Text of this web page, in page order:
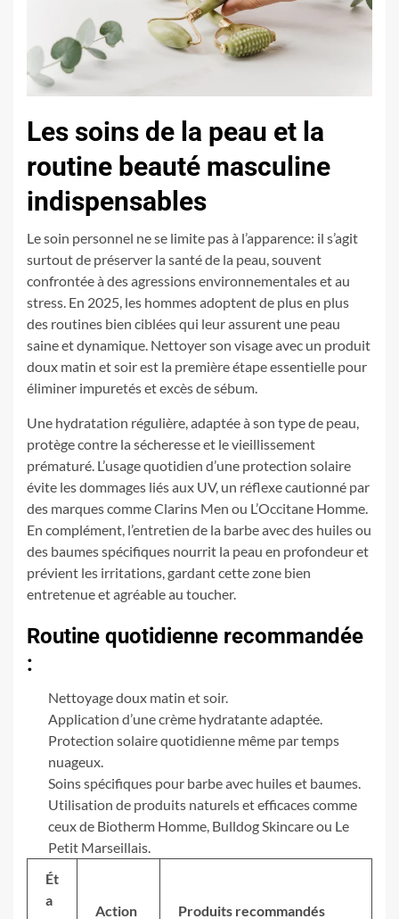
Les soins de la peau et la
routine beauté masculine
indispensables
Le soin personnel ne se limite pas à l’apparence: il s’agit
surtout de préserver la santé de la peau, souvent
confrontée à des agressions environnementales et au
stress. En 2025, les hommes adoptent de plus en plus
des routines bien ciblées qui leur assurent une peau
saine et dynamique. Nettoyer son visage avec un produit
doux matin et soir est la première étape essentielle pour
éliminer impuretés et excès de sébum.
Une hydratation régulière, adaptée à son type de peau,
protège contre la sécheresse et le vieillissement
prématuré. L’usage quotidien d’une protection solaire
évite les dommages liés aux UV, un réflexe cautionné par
des marques comme Clarins Men ou L’Occitane Homme.
En complément, l’entretien de la barbe avec des huiles ou
des baumes spécifiques nourrit la peau en profondeur et
prévient les irritations, gardant cette zone bien
entretenue et agréable au toucher.
Routine quotidienne recommandée
:
Nettoyage doux matin et soir.
Application d’une crème hydratante adaptée.
Protection solaire quotidienne même par temps
nuageux.
Soins spécifiques pour barbe avec huiles et baumes.
Utilisation de produits naturels et efficaces comme
ceux de Biotherm Homme, Bulldog Skincare ou Le
Petit Marseillais.
Ét
a
Action Produits recommandés